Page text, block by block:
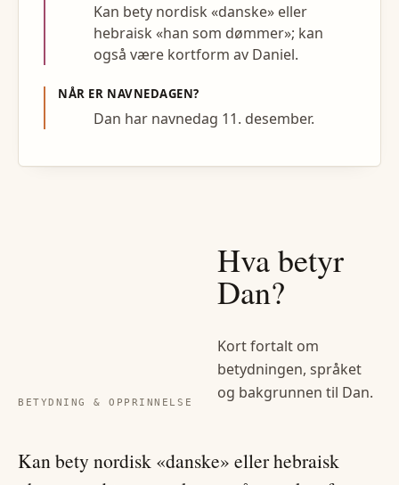
Kan bety nordisk «danske» eller
hebraisk «han som dømmer»; kan
også være kortform av Daniel.
NÅR ER NAVNEDAGEN?
Dan har navnedag 11. desember.
BETYDNING & OPPRINNELSE
Hva betyr
Dan?
Kort fortalt om
betydningen, språket
og bakgrunnen til Dan.
Kan bety nordisk «danske» eller hebraisk